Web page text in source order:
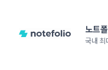
노트
국내 최